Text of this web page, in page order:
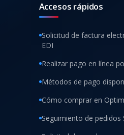
Accesos rápidos
Solicitud de factura
EDI
Realizar pago en línea
Métodos de pago
Cómo comprar en
Seguimiento de pedidos